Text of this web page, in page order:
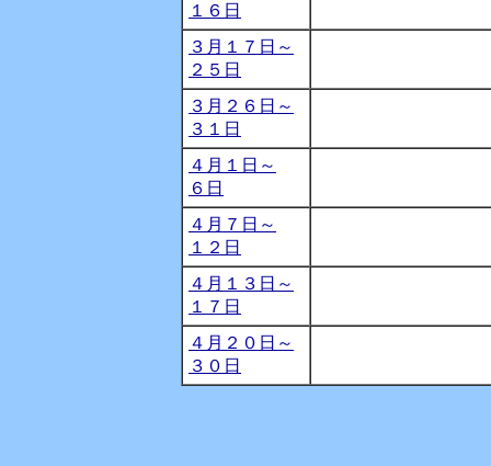
１６日
３月１７日～
２５日
３月２６日～
３１日
４月１日～
６日
４月７日～
１２日
４月１３日～
１７日
４月２０日～
３０日